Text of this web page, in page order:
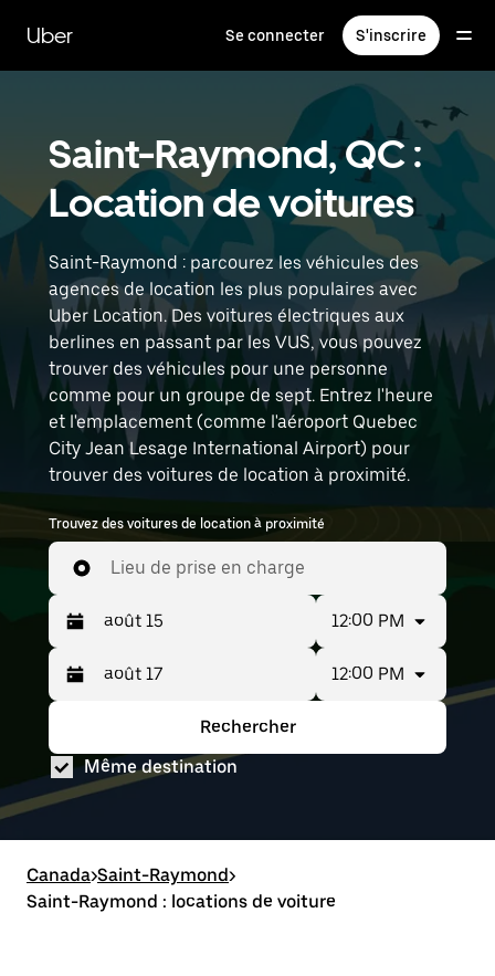
contenu
principal
Uber Se connecter S'inscrire
Saint-Raymond, QC :
Location de voitures
Saint-Raymond : parcourez les véhicules des
agences de location les plus populaires avec
Uber Location. Des voitures électriques aux
berlines en passant par les VUS, vous pouvez
trouver des véhicules pour une personne
comme pour un groupe de sept. Entrez l'heure
et l'emplacement (comme l'aéroport Quebec
City Jean Lesage International Airport) pour
trouver des voitures de location à proximité.
Trouvez des voitures de location à proximité
Lieu de prise en charge
Appuyez
sur
la
vers
le
bas
le
calendrier
et
Période
sélectionnée :
août
au août
17
12:00 PM
sur
la
flèche
vers
pour
interagir
avec
sélectionnée :
août
15
au août
12:00 PM
Rechercher
Même destination
Canada>Saint-Raymond>
Saint-Raymond : locations de voiture